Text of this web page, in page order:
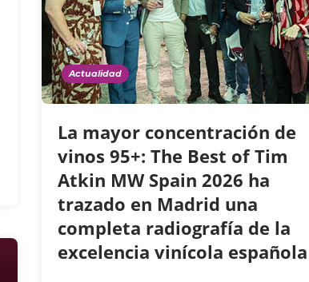
Actualidad
La mayor concentración de
vinos 95+: The Best of Tim
Atkin MW Spain 2026 ha
trazado en Madrid una
completa radiografía de la
excelencia vinícola española